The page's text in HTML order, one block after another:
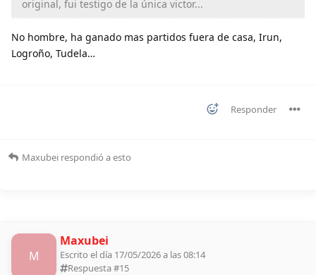
original, fui testigo de la única victor...
No hombre, ha ganado mas partidos fuera de casa, Irun,
Logroño, Tudela…
Responder
Maxubei respondió a esto
M
Maxubei
Escrito el día 17/05/2026 a las 08:14
Respuesta #15